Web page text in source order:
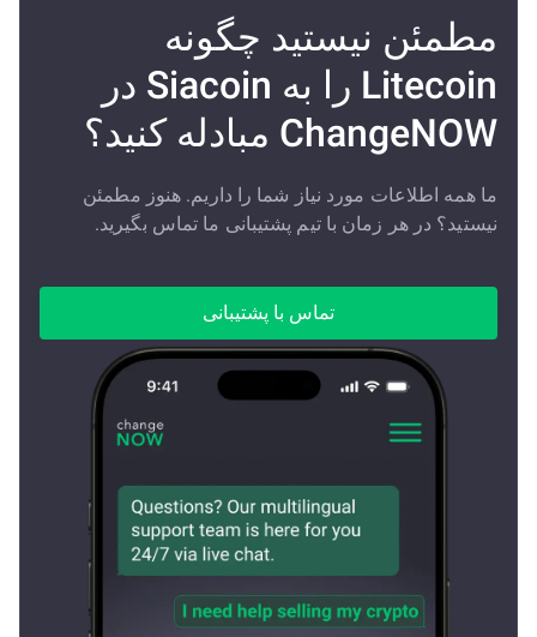
مطمئن نیستید چگونه
Litecoin را به Siacoin در
ChangeNOW مبادله کنید؟
ما همه اطلاعات مورد نیاز شما را داریم. هنوز مطمئن
نیستید؟ در هر زمان با تیم پشتیبانی ما تماس بگیرید.
تماس با پشتیبانی